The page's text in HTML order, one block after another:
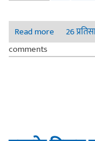
Read more about
26
comments